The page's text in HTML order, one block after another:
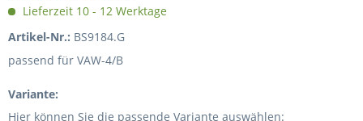
Lieferzeit 10 - 12 Werktage
Artikel-Nr.: BS9184.G
passend für VAW-4/B
Variante:
Hier können Sie die passende Variante auswählen: